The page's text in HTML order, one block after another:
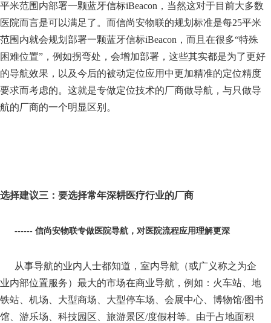
平米范围内部署一颗蓝牙信标iBeacon，当然这对于目前大多数
医院而言是可以满足了。而信尚安物联的规划标准是每25平米
范围内就会规划部署一颗蓝牙信标iBeacon，而且在很多“特殊
困难位置”，例如拐弯处，会增加部署，这些其实都是为了更好
的导航效果，以及今后的被动定位应用中更加精准的定位精度
要求而考虑的。这就是专做定位技术的厂商做导航，与只做导
航的厂商的一个明显区别。
选择建议三：要选择常年深耕医疗行业的厂商
------ 信尚安物联专做医院导航，对医院流程应用理解更深
从事导航的业内人士都知道，室内导航（或广义称之为企
业内部位置服务）最大的市场在商业导航，例如：火车站、地
铁站、机场、大型商场、大型停车场、会展中心、博物馆/图书
馆、游乐场、科技园区、旅游景区/度假村等。由于占地面积